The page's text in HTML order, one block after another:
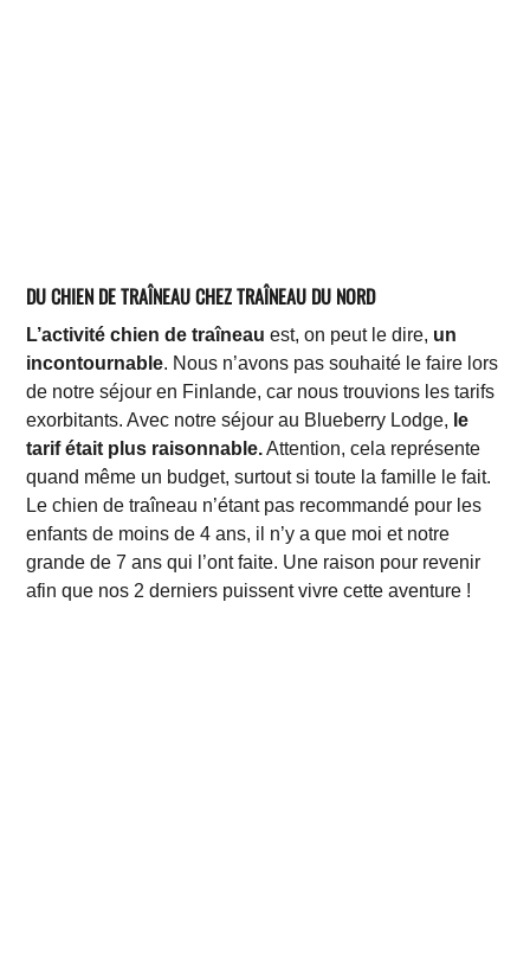
DU CHIEN DE TRAÎNEAU CHEZ TRAÎNEAU DU NORD
L’activité chien de traîneau est, on peut le dire, un
incontournable. Nous n’avons pas souhaité le faire lors
de notre séjour en Finlande, car nous trouvions les tarifs
exorbitants. Avec notre séjour au Blueberry Lodge, le
tarif était plus raisonnable.Attention, cela représente
quand même un budget, surtout si toute la famille le fait.
Le chien de traîneau n’étant pas recommandé pour les
enfants de moins de 4 ans, il n’y a que moi et notre
grande de 7 ans qui l’ont faite. Une raison pour revenir
afin que nos 2 derniers puissent vivre cette aventure !